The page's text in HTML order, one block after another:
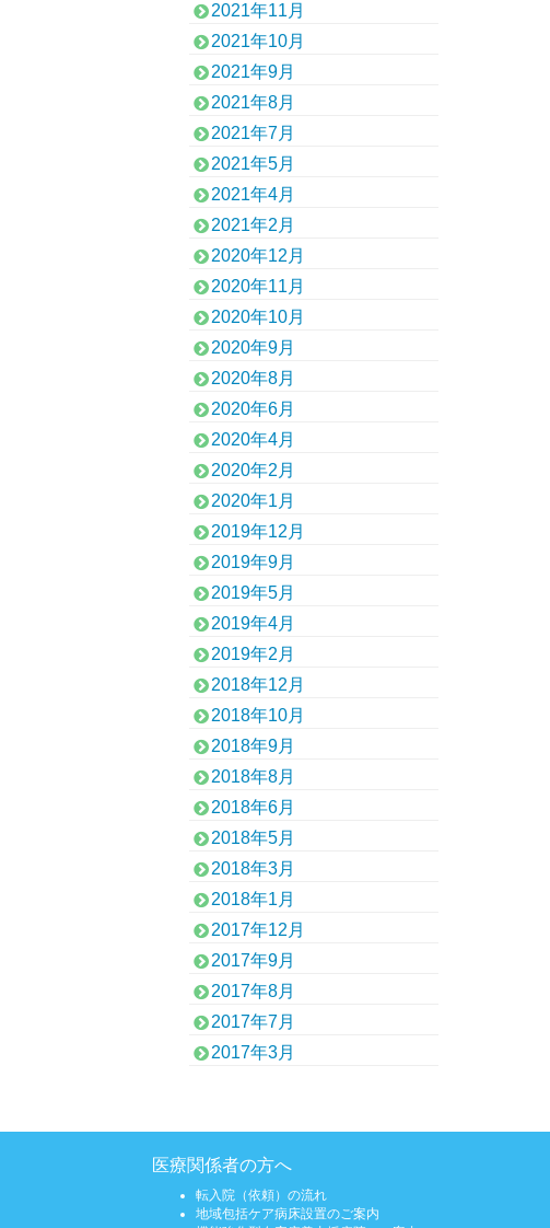
2021年11月
2021年10月
2021年9月
2021年8月
2021年7月
2021年5月
2021年4月
2021年2月
2020年12月
2020年11月
2020年10月
2020年9月
2020年8月
2020年6月
2020年4月
2020年2月
2020年1月
2019年12月
2019年9月
2019年5月
2019年4月
2019年2月
2018年12月
2018年10月
2018年9月
2018年8月
2018年6月
2018年5月
2018年3月
2018年1月
2017年12月
2017年9月
2017年8月
2017年7月
2017年3月
医療関係者の方へ
転入院（依頼）の流れ
地域包括ケア病床設置のご案内